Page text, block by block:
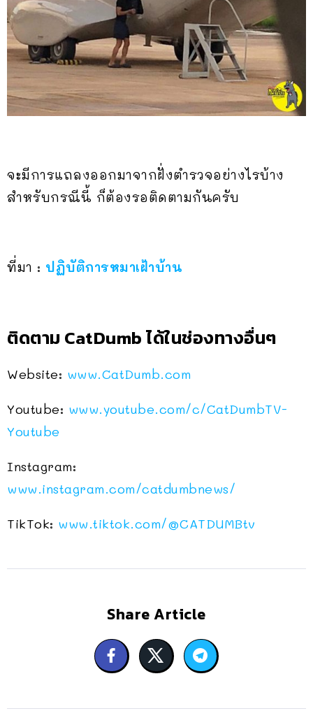
จะมีการแถลงออกมาจากฝั่งตำรวจอย่างไรบ้าง
สำหรับกรณีนี้ ก็ต้องรอติดตามกันครับ
ที่มา : ปฏิบัติการหมาเฝ้าบ้าน
ติดตาม CatDumb ได้ในช่องทางอื่นๆ
Website: www.CatDumb.com
Youtube: www.youtube.com/c/CatDumbTV-
Youtube
Instagram:
www.instagram.com/catdumbnews/
TikTok: www.tiktok.com/@CATDUMBtv
Share Article